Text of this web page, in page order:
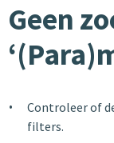
Geen
Controleer of
filters.